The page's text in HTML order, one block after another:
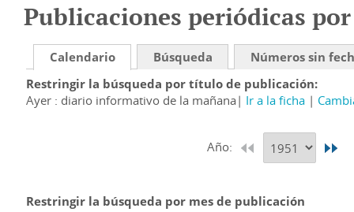
Publicaciones periódicas
Calendario Búsqueda
Números sin
Restringir la búsqueda por título de publicación
Ayer : diario informativo de la mañana
Ir a la ficha
Año:
Restringir la búsqueda por mes de publicación